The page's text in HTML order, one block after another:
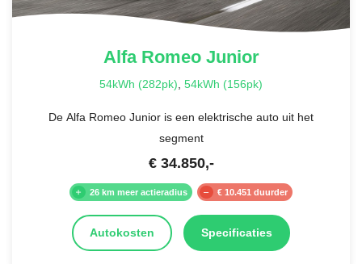
Alfa RomeoJunior
54kWh (282pk), 54kWh (156pk)
De Alfa Romeo Junior is een elektrische auto uit het
segment
€ 34.850,-
26 km meer actieradius € 10.451 duurder
Autokosten Specificaties